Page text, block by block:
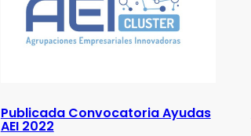
Publicada Convocatoria Ayudas
AEI 2022